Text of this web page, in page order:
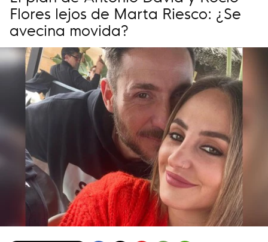
Flores lejos de Marta Riesco: ¿Se
avecina movida?